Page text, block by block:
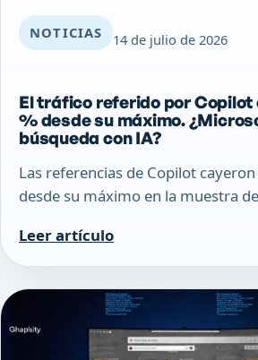
NOTICIAS 14 de julio de 2026
El tráfico referido por Copilot
% desde su máximo.
búsqueda con IA?
Las referencias de Copilot
desde su máximo en la muestra
Leer artículo